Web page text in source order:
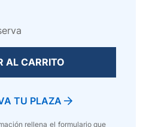
AL CARRITO
TU PLAZA
rellena el formulario que